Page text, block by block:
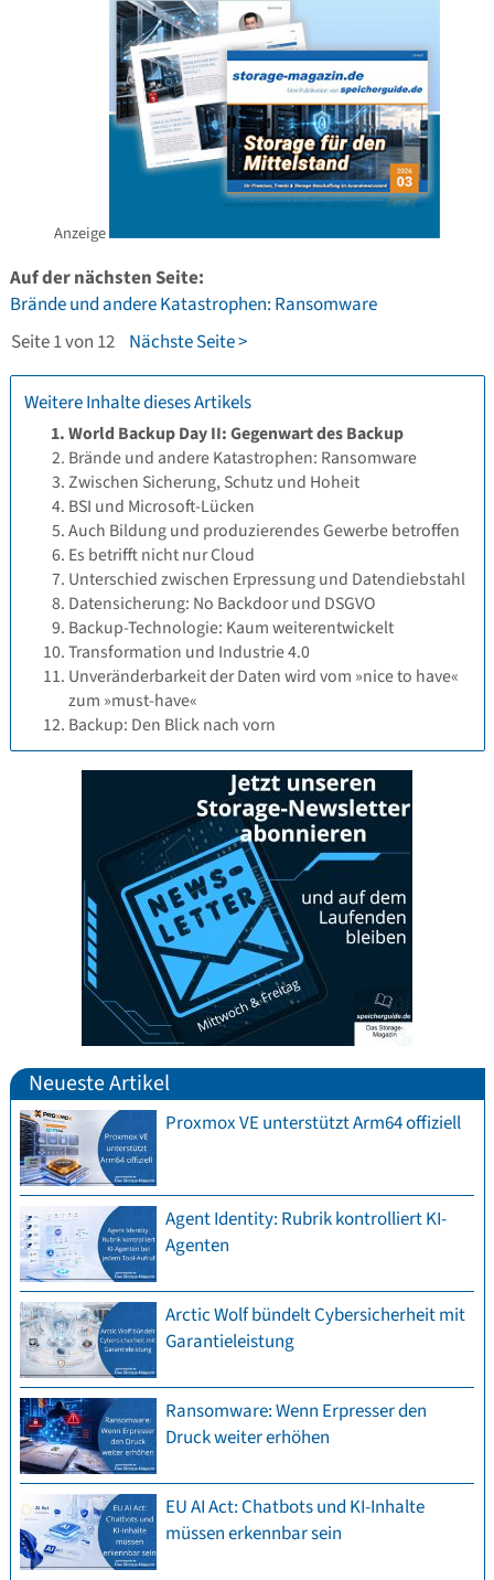
Anzeige
Auf der nächsten Seite:
Brände und andere Katastrophen: Ransomware
Seite 1 von 12
Nächste Seite >
Weitere Inhalte dieses Artikels
World Backup Day II: Gegenwart des Backup
Brände und andere Katastrophen: Ransomware
Zwischen Sicherung, Schutz und Hoheit
BSI und Microsoft-Lücken
Auch Bildung und produzierendes Gewerbe betroffen
Es betrifft nicht nur Cloud
Unterschied zwischen Erpressung und Datendiebstahl
Datensicherung: No Backdoor und DSGVO
Backup-Technologie: Kaum weiterentwickelt
Transformation und Industrie 4.0
Unveränderbarkeit der Daten wird vom »nice to have«
zum »must-have«
Backup: Den Blick nach vorn
Neueste Artikel
Proxmox VE unterstützt Arm64 offiziell
Agent Identity: Rubrik kontrolliert KI-
Agenten
Arctic Wolf bündelt Cybersicherheit mit
Garantieleistung
Ransomware: Wenn Erpresser den
Druck weiter erhöhen
EU AI Act: Chatbots und KI-Inhalte
müssen erkennbar sein